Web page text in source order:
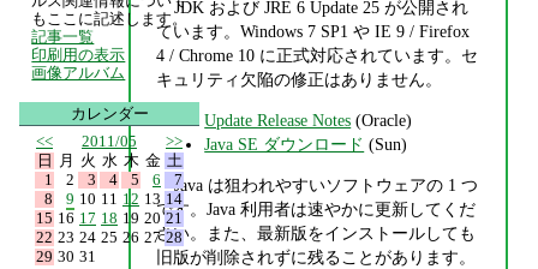
JDK および JRE 6 Update 25 が公開され
ています。Windows 7 SP1 や IE 9 / Firefox
4 / Chrome 10 に正式対応されています。セ
キュリティ欠陥の修正はありません。
Update Release Notes (Oracle)
Java SE ダウンロード (Sun)
Java は狙われやすいソフトウェアの 1 つ
です。Java 利用者は速やかに更新してくだ
さい。また、最新版をインストールしても
旧版が削除されずに残ることがあります。
もここに記述します。
記事一覧
印刷用の表示
画像アルバム
カレンダー
<<
2011/05
>>
日
月 火 水 木 金 土
1
2 3 4 5 6
7
8
9 10 11 12 13 14
15 16 17 18 19 20 21
22 23 24 25 26 27 28
29 30 31